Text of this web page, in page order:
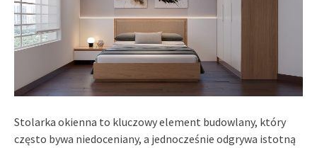
Stolarka okienna to kluczowy element budowlany, który
często bywa niedoceniany, a jednocześnie odgrywa istotną